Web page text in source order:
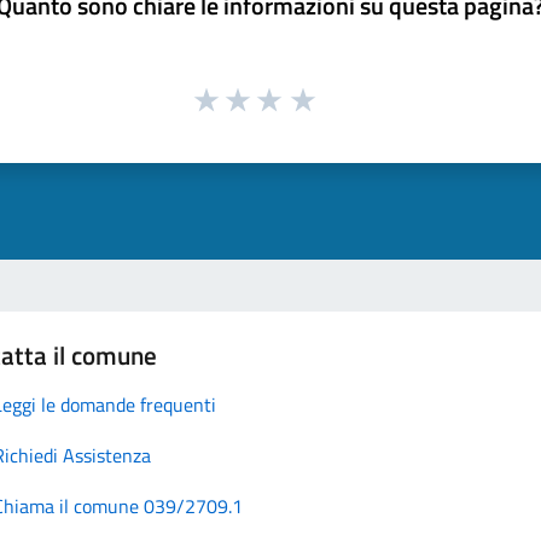
il comune
le domande frequenti
Assistenza
il comune 039/2709.1